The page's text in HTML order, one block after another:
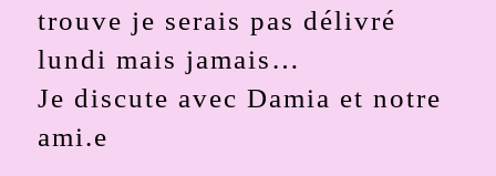
trouve je serais pas délivré
lundi mais jamais…
Je discute avec Damia et notre
ami.e